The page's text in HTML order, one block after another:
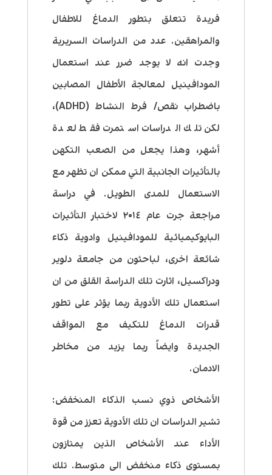
فريدة تتعلق بتطور الدماغ للاطفال
والمراهقين. عدد من الدراسات السريرية
وجدت انه لا يوجد ضرر عند استعمال
المودافينيل لمعالجة الأطفال المصابين
باضطراب نقص/ فرط النشاط (ADHD)،
لكن تلك الدراسات استمرت فقط لعدة
أشهر، وهذا يجعل من الصعب التكهن
بالتأثيرات الجانبية التي ممكن ان تظهر مع
الاستعمال للمدى الطويل. في دراسة
مراجعة جرت عام ٢٠١٤ لاختبار التأثيرات
البايوكيميائية للمودافينيل وادوية ذكاء
شائعة اخرى، لباحثون من جامعة دلوير
ودراكسيل، اثارت تلك الدراسة القلق من ان
استعمال تلك الأدوية ربما يؤثر على تطور
قدرات الدماغ للتكيف مع المواقف
الجديدة وايضاً ربما يزيد من مخاطر
الادمان.
الأشخاص ذوي نسب الذكاء المنخفض:
تشير الدراسات ان تلك الأدوية تعزز من قوة
الأداء عند الأشخاص الذين يمتازون
بمستوى ذكاء منخفض الى متوسط. تلك